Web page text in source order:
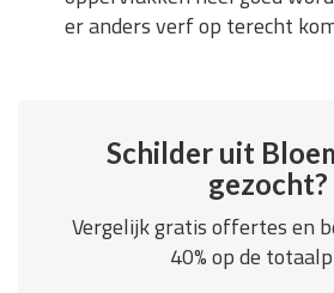
er anders verf op terecht
Schilder uit
gezocht?
Vergelijk gratis offertes en
40% op de